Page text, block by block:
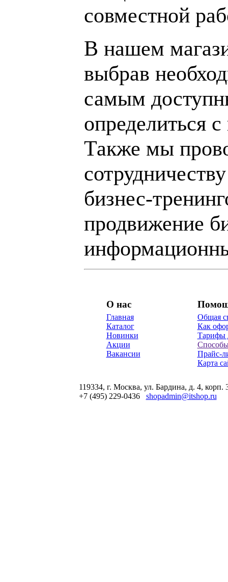
совместной
В нашем
выбрав
самым
определиться
Также мы
бизнес-
продвижение
О нас
Главная
Каталог
Новинки
Акции
Вакансии
Общая
Как
Тарифы
Прайс-
Карта
119334, г. Москва, ул. Бардина, д. 4, корп.
+7 (495) 229-0436 shopadmin@itshop.ru